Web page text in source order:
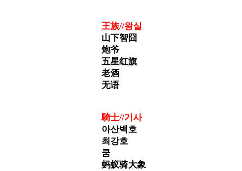
王族//왕실
山下智囧
炮爷
五星红旗
老酒
无语
騎士//기사
아산백호
최강호
쿰
蚂蚁骑大象